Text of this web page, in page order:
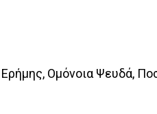
Ομόνοια Ψευδά,